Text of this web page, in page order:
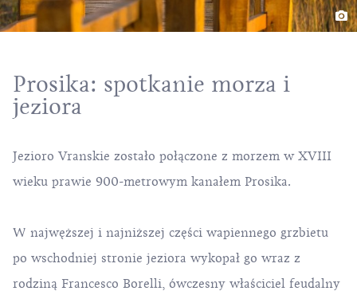
Prosika: spotkanie morza i
jeziora
Jezioro Vranskie zostało połączone z morzem w XVIII
wieku prawie 900-metrowym kanałem Prosika.
W najwęższej i najniższej części wapiennego grzbietu
po wschodniej stronie jeziora wykopał go wraz z
rodziną Francesco Borelli, ówczesny właściciel feudalny